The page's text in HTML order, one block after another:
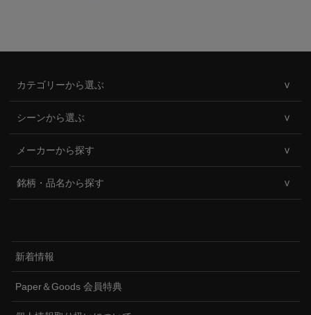
カテゴリーから選ぶ
シーンから選ぶ
メーカーから探す
銘柄・品名から探す
新着情報
Paper＆Goods 会員特典